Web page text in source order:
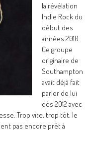
la révélation
Indie Rock du
début des
années 2010.
Ce groupe
originaire de
Southampton
avait déjà fait
parler de lui
dès 2012 avec
Trop vite, trop tôt, le
pas encore prêt à